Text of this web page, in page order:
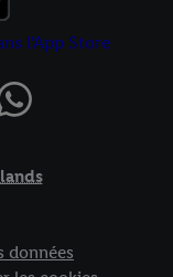
données